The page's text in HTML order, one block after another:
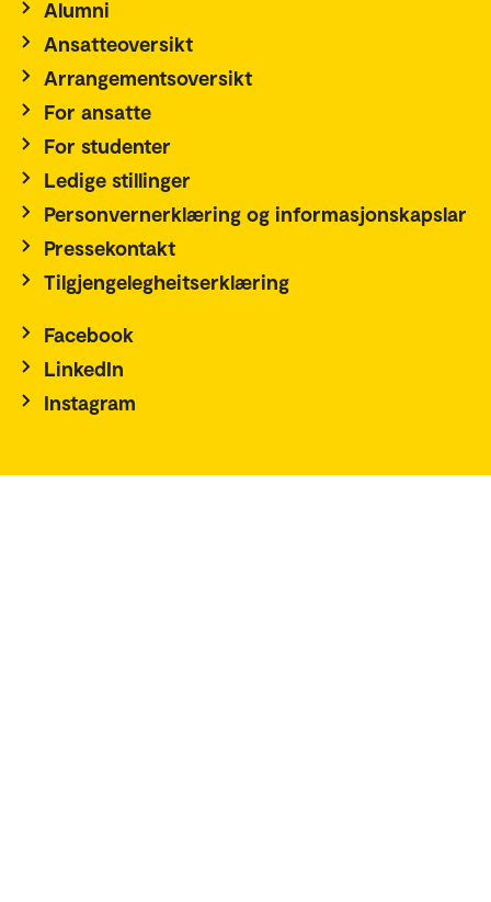
Alumni
Ansatteoversikt
Arrangementsoversikt
For ansatte
For studenter
Ledige stillinger
Personvernerklæring og informasjonskapslar
Pressekontakt
Tilgjengelegheitserklæring
Facebook
LinkedIn
Instagram